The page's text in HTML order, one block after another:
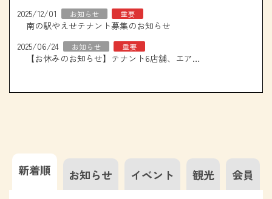
2025/12/01
お知らせ 重要
南の駅やえせテナント募集のお知らせ
2025/06/24
お知らせ 重要
【お休みのお知らせ】テナント6店舗、エアコン取り換え工事について
新着順 お知らせ イベント 観光 会員